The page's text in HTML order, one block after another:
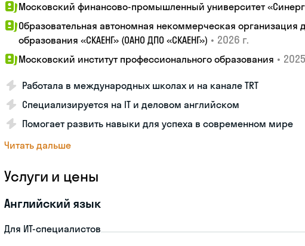
Московский финансово-промышленный университет
Образовательная автономная некоммерческая организация
образования «СКАЕНГ» (ОАНО ДПО «СКАЕНГ») • 2026 г.
Московский институт профессионального образования •
Работала в международных школах и на канале TRT
Специализируется на IT и деловом английском
Помогает развить навыки для успеха в современном мире
Читать дальше
Услуги и цены
Английский язык
Для ИТ-специалистов